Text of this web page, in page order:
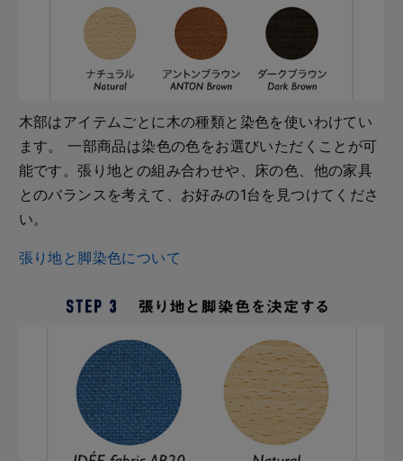
木部はアイテムごとに木の種類と染色を使いわけてい
ます。 一部商品は染色の色をお選びいただくことが可
能です。張り地との組み合わせや、床の色、他の家具
とのバランスを考えて、お好みの1台を見つけてくださ
い。
張り地と脚染色について